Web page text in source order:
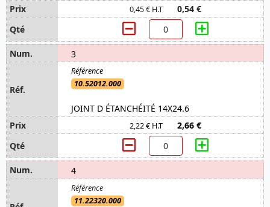
0,45 € H.T 0,54 €
3
10.52012.000
JOINT D ÉTANCHÉITÉ 14X24.6
2,22 € H.T 2,66 €
4
11.22320.000